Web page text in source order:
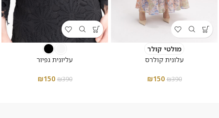
מולטי קולר
עלונית קולרס
₪390
₪150
עליונית גפיור
₪390
₪150